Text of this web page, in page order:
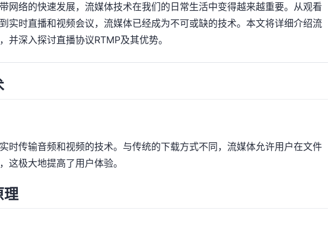
网络的快速发展，流媒体技术在我们的日常生活中变得越来越重要。从观看
实时直播和视频会议，流媒体已经成为不可或缺的技术。本文将详细介绍流
并深入探讨直播协议RTMP及其优势。
时传输音频和视频的技术。与传统的下载方式不同，流媒体允许用户在文件
这极大地提高了用户体验。
理